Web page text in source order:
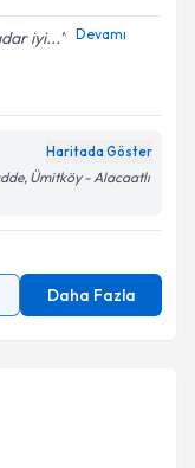
iyi... Devamı
Haritada Göster
Ümitköy - Alacaatlı
Daha Fazla